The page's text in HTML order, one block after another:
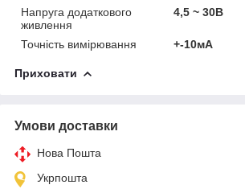
Напруга додаткового
живлення
4,5 ~ 30В
Точність вимірювання +-10мА
Приховати
Умови доставки
Нова Пошта
Укрпошта